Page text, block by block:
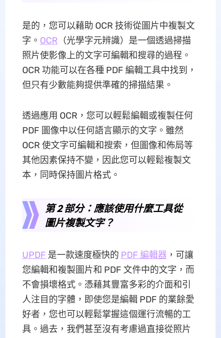
是的，您可以藉助 OCR 技術從圖片中複製文
字。 OCR （光學字元辨識）是一個透過掃描
照片使影像上的文字可編輯和搜尋的過程。
OCR 功能可以在各種 PDF 編輯工具中找到，
但只有少數能夠提供準確的掃描結果。
透過應用 OCR，您可以輕鬆編輯或複製任何
PDF 圖像中以任何語言顯示的文字。雖然
OCR 使文字可編輯和搜索，但圖像和佈局等
其他因素保持不變，因此您可以輕鬆複製文
本，同時保持圖片格式。
第 2 部分：應該使用什麼工具從
圖片複製文字？
UPDF 是一款速度極快的 PDF 編輯器 ，可讓
您編輯和複製圖片和 PDF 文件中的文字，而
不會損壞格式。憑藉其豐富多彩的介面和引
人注目的字體，即使您是編輯 PDF 的業餘愛
好者，您也可以輕鬆掌握這個運行流暢的工
具。過去，我們甚至沒有考慮過直接從照片